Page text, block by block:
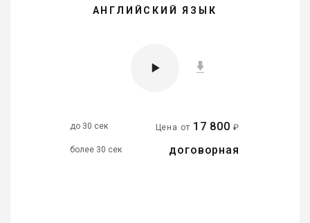
АНГЛИЙСКИЙ ЯЗЫК
до 30 сек Цена от 17 800 ₽
более 30 сек договорная